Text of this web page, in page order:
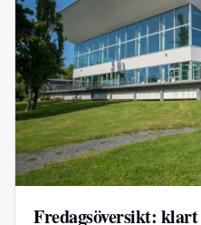
Fredagsöversikt: